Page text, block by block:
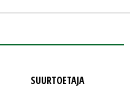
SUURTOETAJA